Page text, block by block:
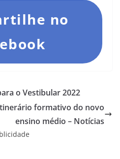
no
o Vestibular 2022
formativo do novo
ensino médio – Notícias